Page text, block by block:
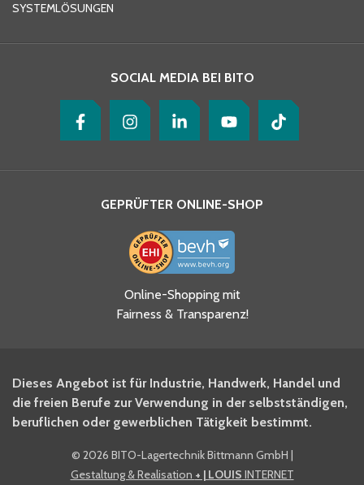
Ja, ich habe die
Datenschutzhinweise gelesen
und akzeptiere diese.
BITO Newsletter Fachwissen
Intralogistiker anmelden.
Ja, ich möchte mich für den
BITO Shop-Newsletter
SYSTEMLÖSUNGEN
SOCIAL MEDIA BEI BITO
GEPRÜFTER ONLINE-SHOP
Online-Shopping mit
Fairness & Transparenz!
Dieses Angebot ist für Industrie, Handwerk, Handel und
die freien Berufe zur Verwendung in der selbstständigen,
beruflichen oder gewerblichen Tätigkeit bestimmt.
© 2026 BITO-Lagertechnik Bittmann GmbH |
Gestaltung & Realisation + | LOUIS INTERNET